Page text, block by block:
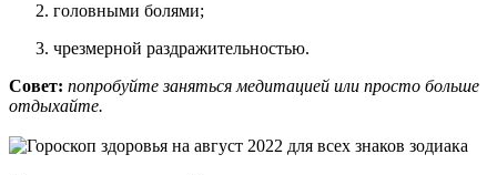
головными болями;
чрезмерной раздражительностью.
Совет: попробуйте заняться медитацией или просто больше
отдыхайте.